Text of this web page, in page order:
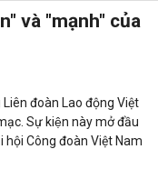
và "mạnh" của
đoàn Lao động Việt
Sự kiện này mở đầu
Công đoàn Việt Nam